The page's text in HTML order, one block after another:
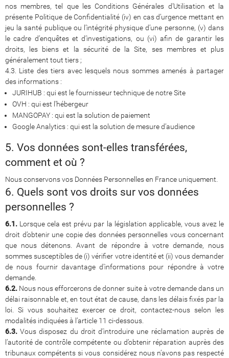
nos membres, tel que les Conditions Générales d’Utilisation et la
présente Politique de Confidentialité (iv) en cas d’urgence mettant en
jeu la santé publique ou l’intégrité physique d’une personne, (v) dans
le cadre d’enquêtes et d’investigations, ou (vi) afin de garantir les
droits, les biens et la sécurité de la Site, ses membres et plus
généralement tout tiers ;
4.3. Liste des tiers avec lesquels nous sommes amenés à partager
des informations :
JURIHUB : qui est le fournisseur technique de notre Site
OVH : qui est l’hébergeur
MANGOPAY : qui est la solution de paiement
Google Analytics : qui est la solution de mesure d’audience
5. Vos données sont-elles transférées,
comment et où ?
Nous conservons vos Données Personnelles en France uniquement.
6. Quels sont vos droits sur vos données
personnelles ?
6.1. Lorsque cela est prévu par la législation applicable, vous avez le
droit d’obtenir une copie des données personnelles vous concernant
que nous détenons. Avant de répondre à votre demande, nous
sommes susceptibles de (i) vérifier votre identité et (ii) vous demander
de nous fournir davantage d’informations pour répondre à votre
demande.
6.2. Nous nous efforcerons de donner suite à votre demande dans un
délai raisonnable et, en tout état de cause, dans les délais fixés par la
loi. Si vous souhaitez exercer ce droit, contactez-nous selon les
modalités indiquées à l’article 11 ci-dessous.
6.3. Vous disposez du droit d’introduire une réclamation auprès de
l’autorité de contrôle compétente ou d’obtenir réparation auprès des
tribunaux compétents si vous considérez nous n’avons pas respecté